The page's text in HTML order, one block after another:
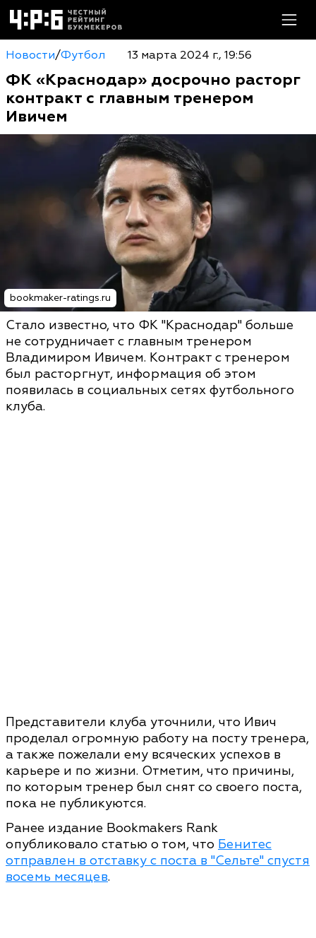
Новости/Футбол 13 марта 2024 г., 19:56
ФК «Краснодар» досрочно расторг
контракт с главным тренером
Ивичем
bookmaker-ratings.ru
Стало известно, что ФК "Краснодар" больше
не сотрудничает с главным тренером
Владимиром Ивичем. Контракт с тренером
был расторгнут, информация об этом
появилась в социальных сетях футбольного
клуба.
Представители клуба уточнили, что Ивич
проделал огромную работу на посту тренера,
а также пожелали ему всяческих успехов в
карьере и по жизни. Отметим, что причины,
по которым тренер был снят со своего поста,
пока не публикуются.
Ранее издание Bookmakers Rank
опубликовало статью о том, что Бенитес
отправлен в отставку с поста в "Сельте" спустя
восемь месяцев.